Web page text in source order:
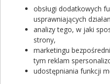
rządzący zdecydowali o
narodowej, która ma potrwać
Ograniczenia ponownie
handlowych. Przyjęta data
również, że dodatkowe
okres 4-17 stycznia 2021 ferie
po Świętach Bożego
obsługi dodatkowych
usprawniających
analizy tego, w jaki
strony,
marketingu
tym reklam
udostępniania funkcji